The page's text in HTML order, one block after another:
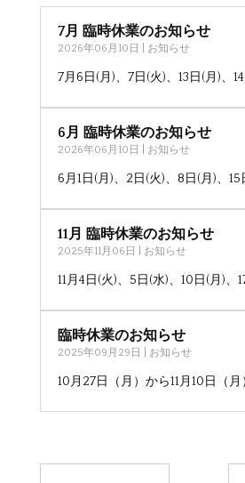
7月 臨時休業のお知らせ
2026年06月10日 お知らせ
7月6日(月)、7日(火)、13日(月)、14
6月 臨時休業のお知らせ
2026年06月10日 お知らせ
6月1日(月)、2日(火)、8日(月)、15
11月 臨時休業のお知らせ
2025年11月06日 お知らせ
11月4日(火)、5日(水)、10日(月)、
臨時休業のお知らせ
2025年09月29日 お知らせ
10月27日（月）から11月10日（